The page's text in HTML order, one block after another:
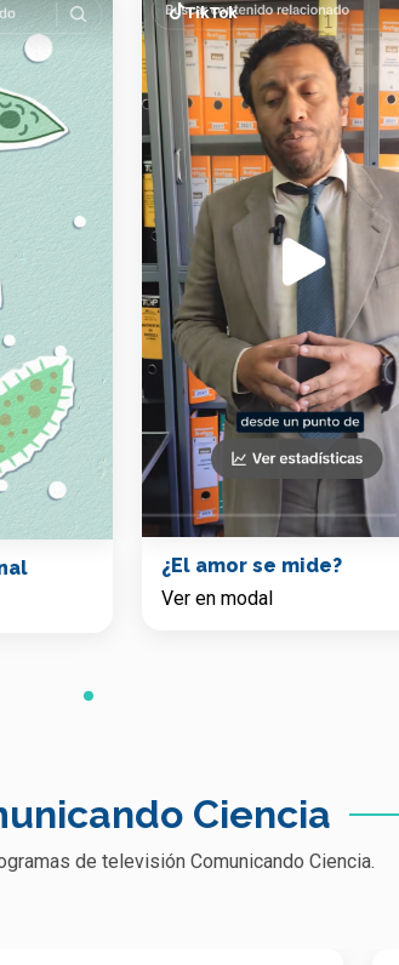
TikTok
¿El amor se mide?
Ver en modal
Ciencia
de televisión Comunicando Ciencia.